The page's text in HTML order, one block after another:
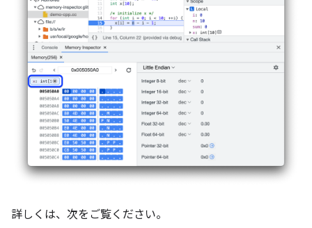
詳しくは、次をご覧ください。